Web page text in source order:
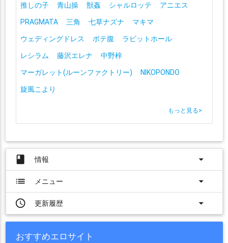
推しの子
青山操 獣姦 シャルロッテ
アニエス
PRAGMATA
三角 七草ナズナ
マキマ
ウェディングドレス
ボテ腹
ラビットホール
レシラム
藤沢エレナ
中野梓
マーガレット(ルーンファクトリー)
NIKOPONDO
旋風こより
もっと見る>
book 情報
arrow_drop_down
list
メニュー
arrow_drop_down
access_time
更新履歴 arrow_drop_down
おすすめエロサイト